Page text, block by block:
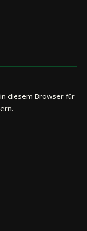
diesem Browser für